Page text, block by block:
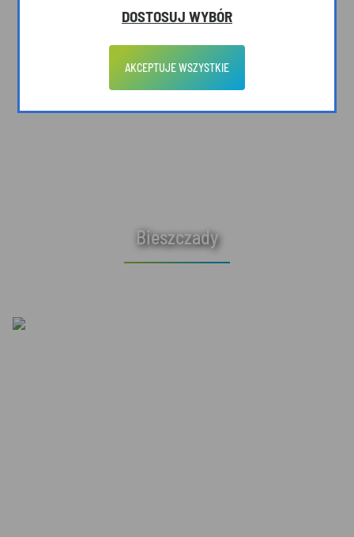
Bieszczady
DOSTOSUJ WYBÓR
AKCEPTUJE WSZYSTKIE